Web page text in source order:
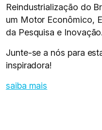
Reindustrializaçāo do
um Motor Econômico,
da Pesquisa e Inovaçāo.
Junte-se a nós para
inspiradora!
saiba mais